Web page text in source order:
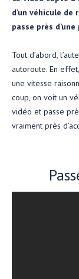
d’un véhicule
passe près
Tout d’abord,
autoroute. En
une vitesse
coup, on voit un
vidéo et passe
vraiment près